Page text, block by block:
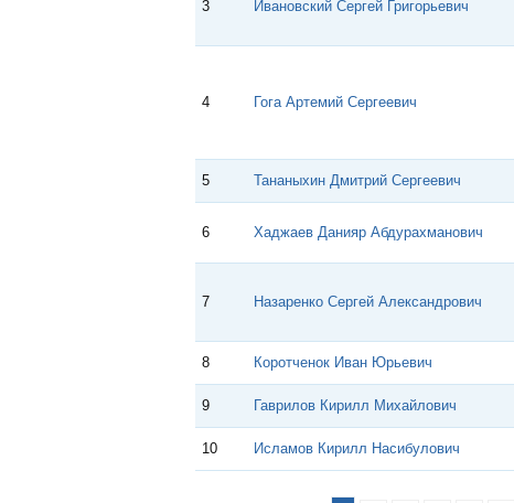
3 Ивановский Сергей Григорьевич
4 Гога Артемий Сергеевич
5 Тананыхин Дмитрий Сергеевич
6 Хаджаев Данияр Абдурахманович
7 Назаренко Сергей Александрович
8 Коротченок Иван Юрьевич
9 Гаврилов Кирилл Михайлович
10 Исламов Кирилл Насибулович